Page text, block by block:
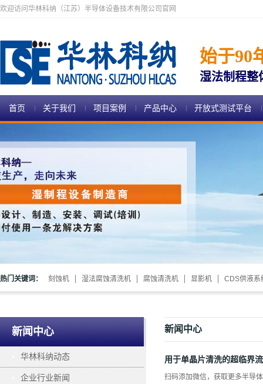
欢迎访问华林科纳（江苏）半导体设备技术有限公司官网
始于90
湿法制程整
首页 关于我们 项目案例 产品中心 开放式测试平台
热门关键词： 刻蚀机 湿法腐蚀清洗机 腐蚀清洗机 显影机 CDS供液系
新闻中心
华林科纳动态
企业行业新闻
新闻中心
用于单晶片清洗的超临界
扫码添加微信，获取更多半导